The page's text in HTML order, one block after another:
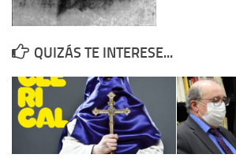
Militantes históricos IR
Izquierda Republicana. Agrupaciones y
Izquierda Republicana. Navarra
Izquierda Republicana. Galicia
Textos esenciales del republicanismo
QUIZÁS TE INTERESE...